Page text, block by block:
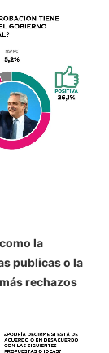
la
publicas o la
rechazos